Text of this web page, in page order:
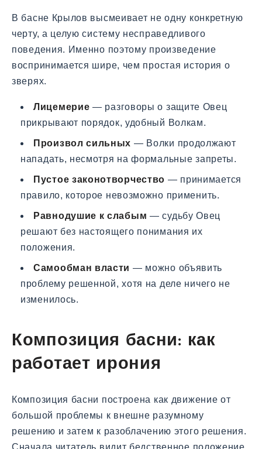
В басне Крылов высмеивает не одну конкретную
черту, а целую систему несправедливого
поведения. Именно поэтому произведение
воспринимается шире, чем простая история о
зверях.
Лицемерие — разговоры о защите Овец
прикрывают порядок, удобный Волкам.
Произвол сильных — Волки продолжают
нападать, несмотря на формальные запреты.
Пустое законотворчество — принимается
правило, которое невозможно применить.
Равнодушие к слабым — судьбу Овец
решают без настоящего понимания их
положения.
Самообман власти — можно объявить
проблему решенной, хотя на деле ничего не
изменилось.
Композиция басни: как
работает ирония
Композиция басни построена как движение от
большой проблемы к внешне разумному
решению и затем к разоблачению этого решения.
Сначала читатель видит бедственное положение